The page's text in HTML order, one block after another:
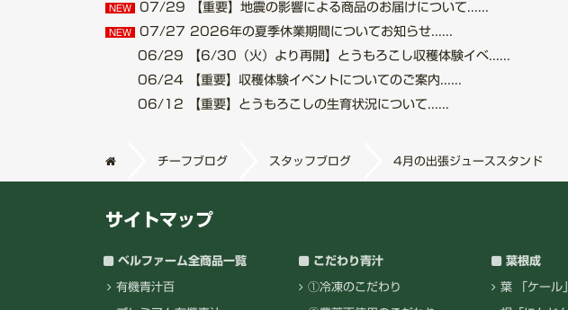
NEW 07/29 【重要】地震の影響による商品のお届けについて......
NEW 07/27 2026年の夏季休業期間についてお知らせ......
06/29 【6/30（火）より再開】とうもろこし収穫体験イベ......
06/24 【重要】収穫体験イベントについてのご案内......
06/12 【重要】とうもろこしの生育状況について......
チーフブログ スタッフブログ 4月の出張ジューススタンド
サイトマップ
ベルファーム全商品一覧
有機青汁百
こだわり青汁
①冷凍のこだわり
葉根成
葉 「ケール」